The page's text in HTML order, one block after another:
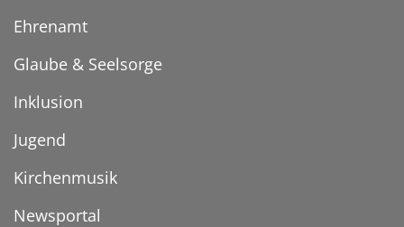
Ehrenamt
Glaube & Seelsorge
Inklusion
Jugend
Kirchenmusik
Newsportal